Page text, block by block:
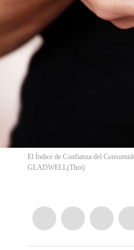
El Índice de Confianza del
GLADWELL(Thot)